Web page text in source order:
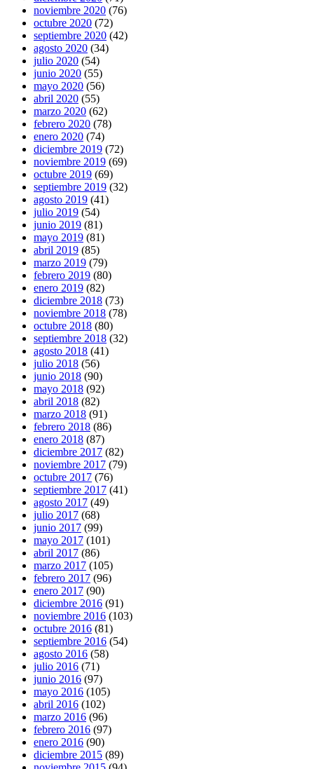
noviembre 2020 (76)
octubre 2020 (72)
septiembre 2020 (42)
agosto 2020 (34)
julio 2020 (54)
junio 2020 (55)
mayo 2020 (56)
abril 2020 (55)
marzo 2020 (62)
febrero 2020 (78)
enero 2020 (74)
diciembre 2019 (72)
noviembre 2019 (69)
octubre 2019 (69)
septiembre 2019 (32)
agosto 2019 (41)
julio 2019 (54)
junio 2019 (81)
mayo 2019 (81)
abril 2019 (85)
marzo 2019 (79)
febrero 2019 (80)
enero 2019 (82)
diciembre 2018 (73)
noviembre 2018 (78)
octubre 2018 (80)
septiembre 2018 (32)
agosto 2018 (41)
julio 2018 (56)
junio 2018 (90)
mayo 2018 (92)
abril 2018 (82)
marzo 2018 (91)
febrero 2018 (86)
enero 2018 (87)
diciembre 2017 (82)
noviembre 2017 (79)
octubre 2017 (76)
septiembre 2017 (41)
agosto 2017 (49)
julio 2017 (68)
junio 2017 (99)
mayo 2017 (101)
abril 2017 (86)
marzo 2017 (105)
febrero 2017 (96)
enero 2017 (90)
diciembre 2016 (91)
noviembre 2016 (103)
octubre 2016 (81)
septiembre 2016 (54)
agosto 2016 (58)
julio 2016 (71)
junio 2016 (97)
mayo 2016 (105)
abril 2016 (102)
marzo 2016 (96)
febrero 2016 (97)
enero 2016 (90)
diciembre 2015 (89)